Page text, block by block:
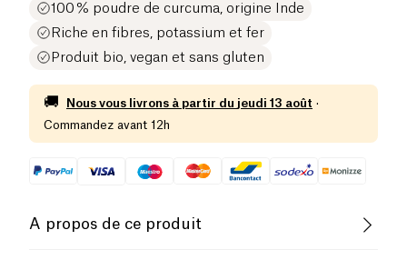
100 % poudre de curcuma, origine Inde
Riche en fibres, potassium et fer
Produit bio, vegan et sans gluten
🚚 Nous vous livrons à partir du jeudi 13 août ·
Commandez avant 12h
A propos de ce produit